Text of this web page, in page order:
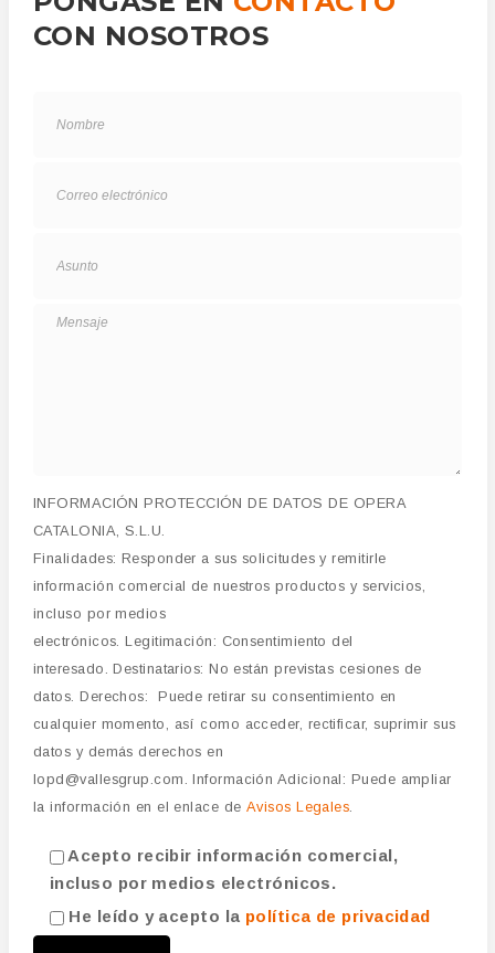
CON NOSOTROS
INFORMACIÓN PROTECCIÓN DE DATOS DE OPERA
CATALONIA, S.L.U.
Finalidades: Responder a sus solicitudes y remitirle
información comercial de nuestros productos y servicios,
incluso por medios
electrónicos. Legitimación: Consentimiento del
interesado. Destinatarios: No están previstas cesiones de
datos. Derechos: Puede retirar su consentimiento en
cualquier momento, así como acceder, rectificar, suprimir sus
datos y demás derechos en
lopd@vallesgrup.com. Información Adicional: Puede ampliar
la información en el enlace de Avisos Legales.
Acepto recibir información comercial,
incluso por medios electrónicos.
He leído y acepto la política de privacidad